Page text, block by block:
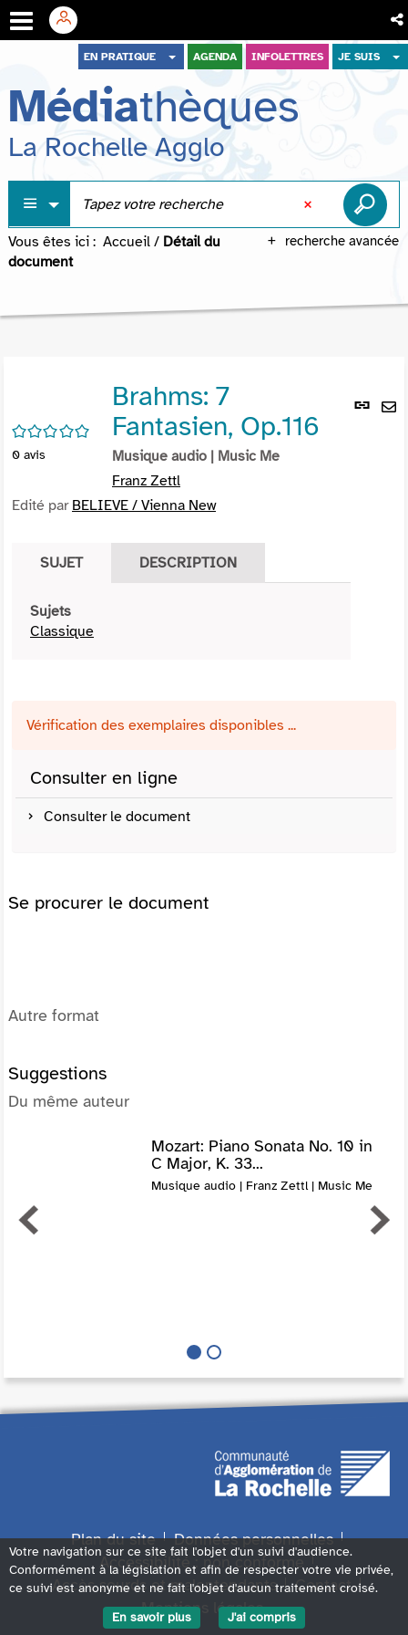
menu
contenu
recherche
EN PRATIQUE AGENDA INFOLETTRES JE SUIS
Médiathèques
La Rochelle Agglo
recherche avancée
Vous êtes ici : Accueil / Détail du
document
Lien
/5
0 avis
Brahms: 7
Fantasien, Op.116
Musique audio | Music Me
Franz Zettl
Edité par BELIEVE / Vienna New
SUJET DESCRIPTION
Sujets
Classique
Vérification des exemplaires disponibles ...
Consulter en ligne
Consulter le document
Se procurer le document
Autre format
Suggestions
Du même auteur
Mozart: Piano Sonata No. 10 in
C Major, K. 33...
Musique audio | Franz Zettl | Music Me
Plan du site
Données personnelles
Accessibilité : non conforme
Accès sourds et malentendants
Contact
Mentions légales
Votre navigation sur ce site fait l'objet d'un suivi d'audience.
Conformément à la législation et afin de respecter votre vie privée,
ce suivi est anonyme et ne fait l'objet d'aucun traitement croisé.
En savoir plus
J'ai compris